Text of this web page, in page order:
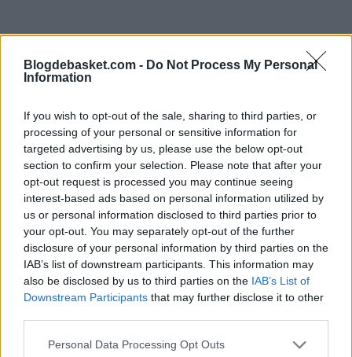
Blogdebasket.com - Do Not Process My Personal
Information
If you wish to opt-out of the sale, sharing to third parties, or
processing of your personal or sensitive information for
targeted advertising by us, please use the below opt-out
section to confirm your selection. Please note that after your
opt-out request is processed you may continue seeing
interest-based ads based on personal information utilized by
us or personal information disclosed to third parties prior to
your opt-out. You may separately opt-out of the further
disclosure of your personal information by third parties on the
IAB’s list of downstream participants. This information may
also be disclosed by us to third parties on the IAB’s List of
Downstream Participants that may further disclose it to other
Personal Data Processing Opt Outs
"Desde entonces, he convertido el error en acierto. Mis
padres solían decirme siempre: “Si haces algo mal,
míralo a los ojos. No te apartes de él y te asustes. Ve a
hacer lo correcto y haz que la gente entienda que
cometiste un error ". Y eso es lo que hice. Estoy
tratando de hacer lo correcto, apoyando a las personas
homosexuales y transexuales. Quiero que la gente lo
entienda y los entienda como personas. No deben ser
vistos como "otras" personas."